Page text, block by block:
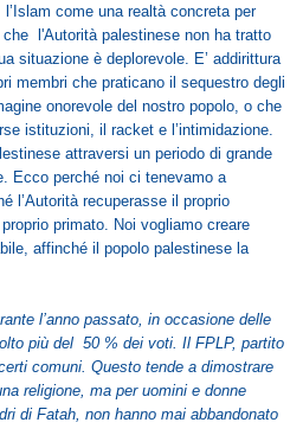
come una realtà concreta per
l'Autorità palestinese non ha tratto
situazione è deplorevole. E’ addirittura
membri che praticano il sequestro degli
onorevole del nostro popolo, o che
istituzioni, il racket e l’intimidazione.
attraversi un periodo di grande
Ecco perché noi ci tenevamo a
l’Autorità recuperasse il proprio
primato. Noi vogliamo creare
affinché il popolo palestinese la
l’anno passato, in occasione delle
più del 50 % dei voti. Il FPLP, partito
comuni. Questo tende a dimostrare
religione, ma per uomini e donne
di Fatah, non hanno mai abbandonato